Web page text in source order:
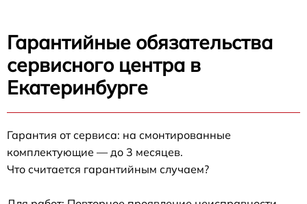
Гарантийные обязательства
сервисного центра в
Екатеринбурге
Гарантия от сервиса: на смонтированные
комплектующие — до 3 месяцев.
Что считается гарантийным случаем?